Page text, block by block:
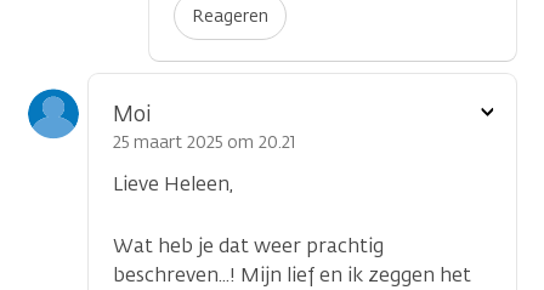
Reageren
Moi
25 maart 2025 om 20.21
Lieve Heleen,
Wat heb je dat weer prachtig
beschreven...! Mijn lief en ik zeggen het
Toon